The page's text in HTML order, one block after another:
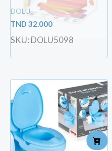
DOLU
TND 32.000
SKU: DOLU5098